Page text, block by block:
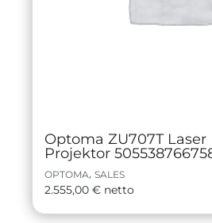
Optoma ZU707T
Projektor
OPTOMA, SALES
2.555,00 € netto